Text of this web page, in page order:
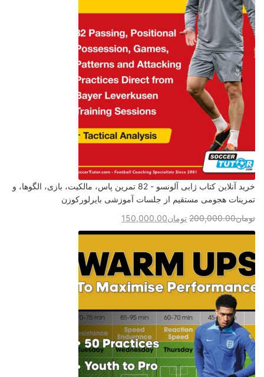
خرید آنلاین کتاب ژابی آلونسو - 82 تمرین پاس، مالکیت، بازی، الگوها، و
تمرینات هجومی مستقیم از جلسات آموزشی بایرلورکوزن
تومان200,000.00 تومان150,000.00